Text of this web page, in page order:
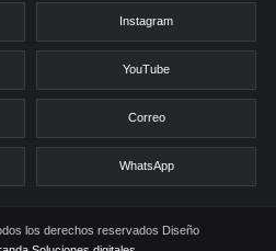
Instagram
YouTube
Correo
WhatsApp
los derechos reservados Diseño